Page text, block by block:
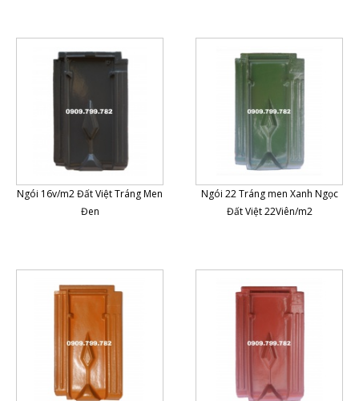
Ngói 16v/m2 Đất Việt Tráng Men
Đen
Ngói 22 Tráng men Xanh Ngọc
Đất Việt 22Viên/m2